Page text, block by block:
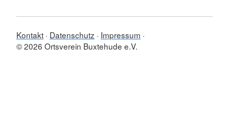
Kontakt Datenschutz
Impressum
© 2026 Ortsverein Buxtehude e.V.